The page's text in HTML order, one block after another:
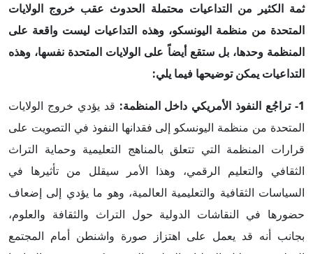
ثمة الكثير من التداعيات محتملة الحدوث عقب خروج الولايات
المتحدة من منظمة اليونسكو، وهذه التداعيات ليست واقعة على
المنظمة وحدها، بل ستقع أيضاً على الولايات المتحدة نفسها، وهذه
التداعيات يمكن توضيحها فيما يلي:
1- تراجُع النفوذ الأمريكي داخل المنظمة:
قد يؤدي خروج الولايات
المتحدة من منظمة اليونسكو إلى فقدانها النفوذ في التصويت على
قرارات المنظمة التي تتعلق بالمناهج التعليمية وحماية التراث
الثقافي والتعليم الرقمي، وهذا الأمر سيقلل من تأثيرها في
السياسات الثقافية والتعليمية العالمية، وهو ما يؤدي إلى إضعاف
حضورها في النقاشات الدولية حول التراث والثقافة والعلوم،
بجانب أنه قد يعمل على اهتزاز صورة واشنطن أمام المجتمع